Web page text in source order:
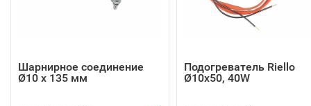
Шарнирное соединение
Ø10 x 135 мм
Подогреватель Riello
Ø10x50, 40W